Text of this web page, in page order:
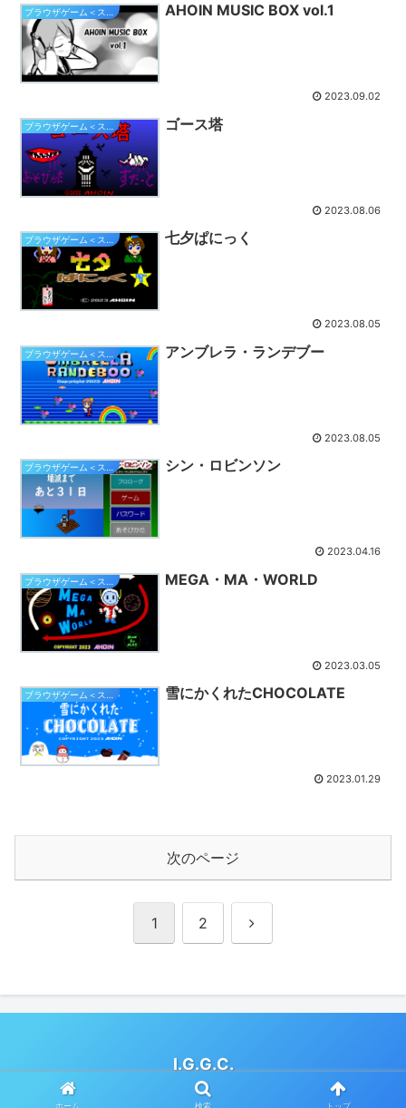
AHOIN MUSIC BOX vol.1
2023.09.02
ゴース塔
2023.08.06
七夕ぱにっく
2023.08.05
アンブレラ・ランデブー
2023.08.05
シン・ロビンソン
2023.04.16
MEGA・MA・WORLD
2023.03.05
雪にかくれたCHOCOLATE
2023.01.29
次のページ
1 2 次
I.G.G.C.
© 2019 I.G.G.C..
ホーム 検索 トップ